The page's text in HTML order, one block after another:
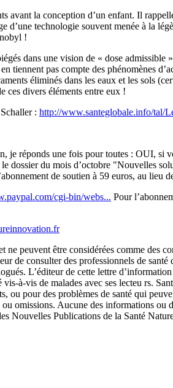
la conception d’un enfant. Il
technologie souvent menée à la
!
dans une vision de « dose admissible
pas compte des phénomènes
éliminés dans les eaux et les sols
ces divers éléments entre eux !
: http://www.santeglobale.info/tal/
je réponds une fois pour toutes : OUI,
du mois d’octobre "Nouvelles
de soutien à 59 euros, au lieu
cgi-bin/webs... Pour
peuvent être considérées comme des
de consulter des professionnels de
L’éditeur de cette lettre
à-vis de malades avec ses lecteu rs.
pour des problèmes de santé qui
omissions. Aucune des informations
Nouvelles Publications de la Santé